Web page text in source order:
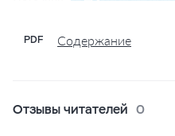
PDF Содержание
Отзывы читателей 0